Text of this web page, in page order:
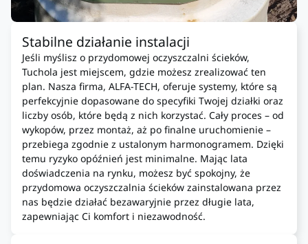
Stabilne działanie instalacji
Jeśli myślisz o przydomowej oczyszczalni ścieków,
Tuchola jest miejscem, gdzie możesz zrealizować ten
plan. Nasza firma, ALFA-TECH, oferuje systemy, które są
perfekcyjnie dopasowane do specyfiki Twojej działki oraz
liczby osób, które będą z nich korzystać. Cały proces – od
wykopów, przez montaż, aż po finalne uruchomienie –
przebiega zgodnie z ustalonym harmonogramem. Dzięki
temu ryzyko opóźnień jest minimalne. Mając lata
doświadczenia na rynku, możesz być spokojny, że
przydomowa oczyszczalnia ścieków zainstalowana przez
nas będzie działać bezawaryjnie przez długie lata,
zapewniając Ci komfort i niezawodność.